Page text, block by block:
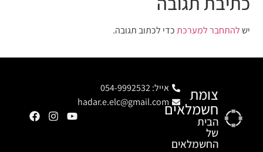
ישלהתחבר למערכתכדי לכתוב תגובה.
צומת
חשמלאים
הבית
של
החשמלאים
אייל: 054-9992532
hadar.e.elc@gmail.com